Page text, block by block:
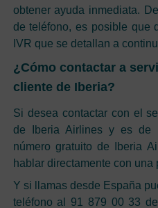
obtener ayuda inmediata.
de teléfono, es posible que
IVR que se detallan a
¿Cómo contactar a
cliente de Iberia?
Si desea contactar con el
de Iberia Airlines y es de
número gratuito de Iberia
hablar directamente con una
Y si llamas desde España
teléfono al 91 879 00 33